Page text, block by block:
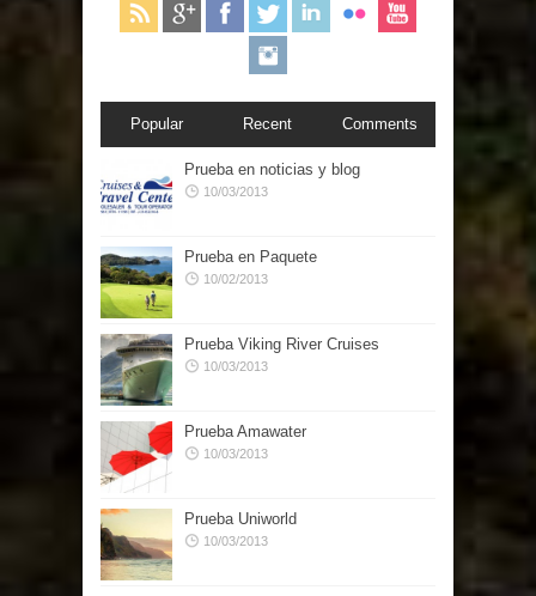
Popular Recent Comments
Prueba en noticias y blog
10/03/2013
Prueba en Paquete
10/02/2013
Prueba Viking River Cruises
10/03/2013
Prueba Amawater
10/03/2013
Prueba Uniworld
10/03/2013